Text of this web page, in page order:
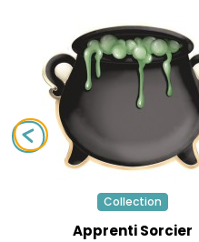
Collection
Apprenti Sorcier